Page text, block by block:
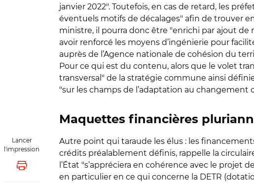
Lancer
l'impression
Lancer l'impression
janvier 2022". Toutefois, en cas de retard, les
éventuels motifs de décalages" afin de trouver
ministre, il pourra donc être "enrichi par ajout
avoir renforcé les moyens d’ingénierie pour
auprès de l’Agence nationale de cohésion du
Pour ce qui est du contenu, alors que le volet
transversal" de la stratégie commune ainsi
"sur les champs de l’adaptation au
Maquettes financières
Autre point qui taraude les élus : les
crédits préalablement définis, rappelle la
l’État "s’appréciera en cohérence avec le projet
en particulier en ce qui concerne la DETR